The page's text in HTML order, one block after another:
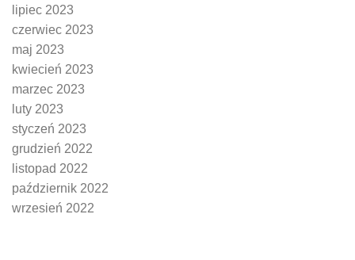
lipiec 2023
czerwiec 2023
maj 2023
kwiecień 2023
marzec 2023
luty 2023
styczeń 2023
grudzień 2022
listopad 2022
październik 2022
wrzesień 2022